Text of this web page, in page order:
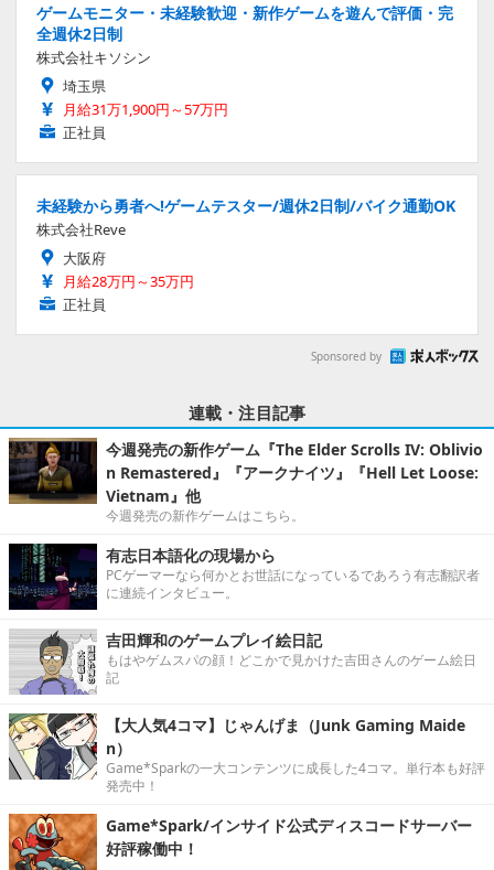
ゲームモニター・未経験歓迎・新作ゲームを遊んで評価・完
全週休2日制
株式会社キソシン
埼玉県
月給31万1,900円～57万円
正社員
未経験から勇者へ!ゲームテスター/週休2日制/バイク通勤OK
株式会社Reve
大阪府
月給28万円～35万円
正社員
Sponsored by
連載・注目記事
今週発売の新作ゲーム『The Elder Scrolls IV: Oblivio
n Remastered』『アークナイツ』『Hell Let Loose:
Vietnam』他
今週発売の新作ゲームはこちら。
有志日本語化の現場から
PCゲーマーなら何かとお世話になっているであろう有志翻訳者
に連続インタビュー。
吉田輝和のゲームプレイ絵日記
もはやゲムスパの顔！どこかで見かけた吉田さんのゲーム絵日
記
【大人気4コマ】じゃんげま（Junk Gaming Maide
n）
Game*Sparkの一大コンテンツに成長した4コマ。単行本も好評
発売中！
Game*Spark/インサイド公式ディスコードサーバー
好評稼働中！